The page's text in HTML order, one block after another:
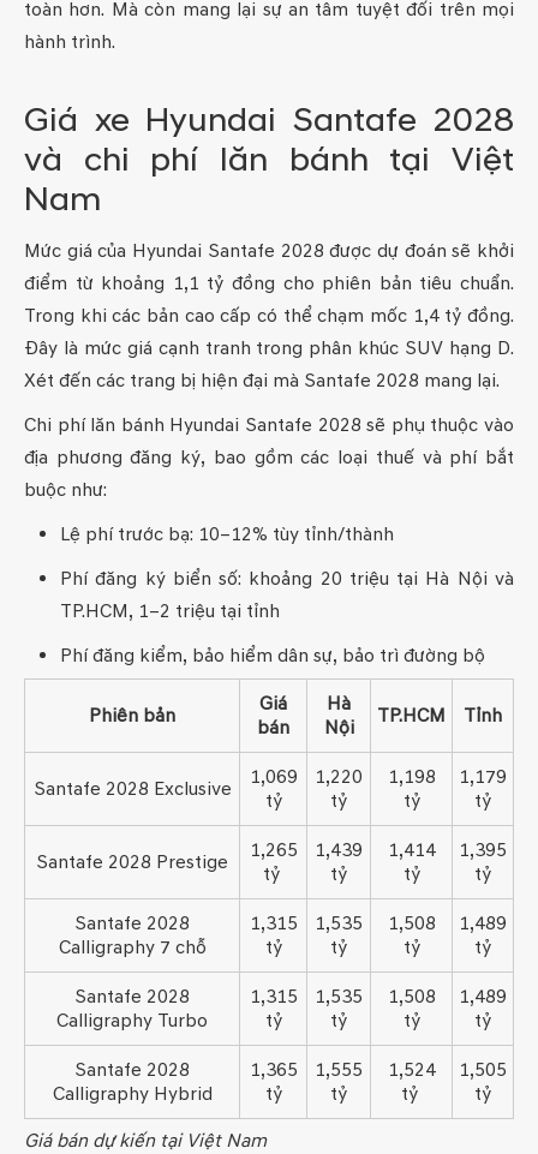
toàn hơn. Mà còn mang lại sự an tâm tuyệt đối trên mọi
hành trình.
Giá xe Hyundai Santafe 2028
và chi phí lăn bánh tại Việt
Nam
Mức giá của Hyundai Santafe 2028 được dự đoán sẽ khởi
điểm từ khoảng 1,1 tỷ đồng cho phiên bản tiêu chuẩn.
Trong khi các bản cao cấp có thể chạm mốc 1,4 tỷ đồng.
Đây là mức giá cạnh tranh trong phân khúc SUV hạng D.
Xét đến các trang bị hiện đại mà Santafe 2028 mang lại.
Chi phí lăn bánh Hyundai Santafe 2028 sẽ phụ thuộc vào
địa phương đăng ký, bao gồm các loại thuế và phí bắt
buộc như:
Lệ phí trước bạ: 10–12% tùy tỉnh/thành
Phí đăng ký biển số: khoảng 20 triệu tại Hà Nội và
TP.HCM, 1–2 triệu tại tỉnh
Phí đăng kiểm, bảo hiểm dân sự, bảo trì đường bộ
Phiên bản
Giá
bán
Hà
Nội
TP.HCM Tỉnh
Santafe 2028 Exclusive
1,069
tỷ
1,220
tỷ
1,198
tỷ
1,179
tỷ
Santafe 2028 Prestige
1,265
tỷ
1,439
tỷ
1,414
tỷ
1,395
tỷ
Santafe 2028
Calligraphy 7 chỗ
1,315
tỷ
1,535
tỷ
1,508
tỷ
1,489
tỷ
Santafe 2028
Calligraphy Turbo
1,315
tỷ
1,535
tỷ
1,508
tỷ
1,489
tỷ
Santafe 2028
Calligraphy Hybrid
1,365
tỷ
1,555
tỷ
1,524
tỷ
1,505
tỷ
Giá bán dự kiến tại Việt Nam